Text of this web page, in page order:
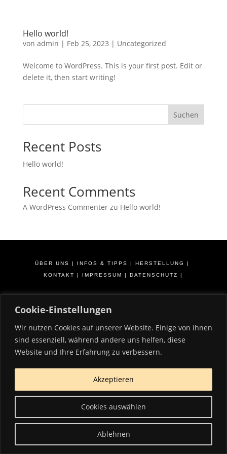
Cookie-Einstellungen
Wir nutzen Cookies auf unserer Website. Einige von ihnen
sind essenziell, während andere uns helfen, diese
Website und Ihre Erfahrung zu verbessern.
Cookies auswählen
Ablehnen
Akzeptieren
Hello world!
von admin | Feb 25, 2023 | Uncategorized
Welcome to WordPress. This is your first post. Edit or
delete it, then start writing!
Suchen
Recent Posts
Hello world!
Recent Comments
A WordPress Commenterzu Hello world!
ÜBER UNS | INFOS & TIPPS | HERSTELLUNG |
KONTAKT | IMPRESSUM | DATENSCHUTZ |